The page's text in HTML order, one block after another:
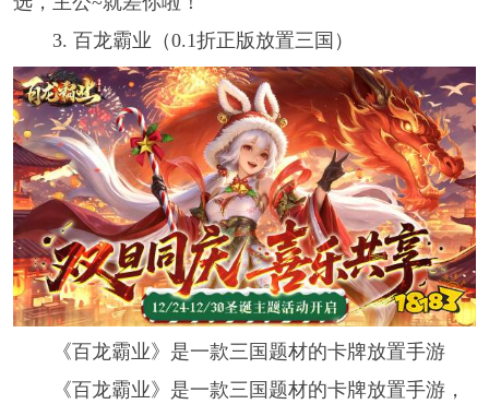
3. 百龙霸业（0.1折正版放置三国）
《百龙霸业》是一款三国题材的卡牌放置手游
《百龙霸业》是一款三国题材的卡牌放置手游，